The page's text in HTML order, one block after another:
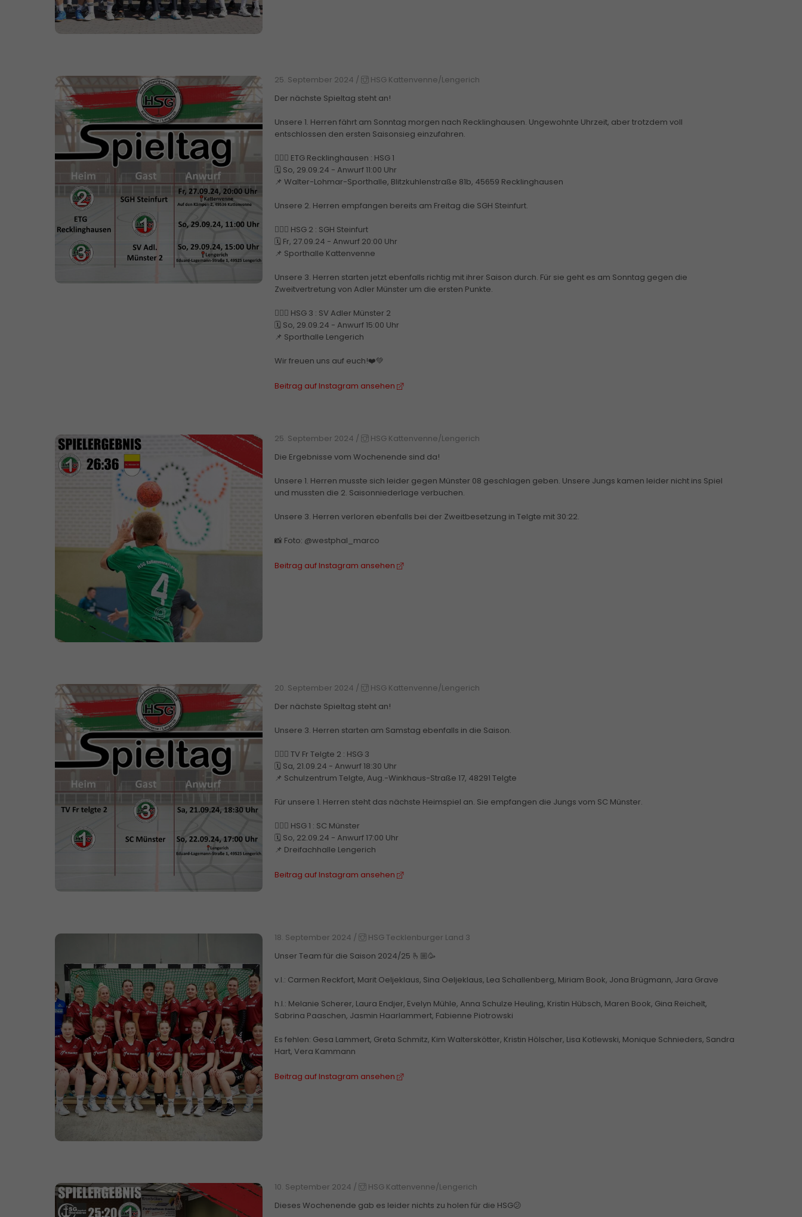
25. September 2024 /
HSG Kattenvenne/Lengerich
Der nächste Spieltag steht an!
Unsere 1. Herren fährt am Sonntag morgen nach Recklinghausen. Ungewohnte Uhrzeit, aber trotzdem voll
entschlossen den ersten Saisonsieg einzufahren.
🤾🏼‍♂️ ETG Recklinghausen : HSG 1
🗓️ So, 29.09.24 - Anwurf 11:00 Uhr
📌 Walter-Lohmar-Sporthalle, Blitzkuhlenstraße 81b, 45659 Recklinghausen
Unsere 2. Herren empfangen bereits am Freitag die SGH Steinfurt.
🤾🏼‍♂️ HSG 2 : SGH Steinfurt
🗓️ Fr, 27.09.24 - Anwurf 20:00 Uhr
📌 Sporthalle Kattenvenne
Unsere 3. Herren starten jetzt ebenfalls richtig mit ihrer Saison durch. Für sie geht es am Sonntag gegen die
Zweitvertretung von Adler Münster um die ersten Punkte.
🤾🏼‍♂️ HSG 3 : SV Adler Münster 2
🗓️ So, 29.09.24 - Anwurf 15:00 Uhr
📌 Sporthalle Lengerich
Wir freuen uns auf euch!❤️💚
Beitrag auf Instagram ansehen
25. September 2024 /
HSG Kattenvenne/Lengerich
Die Ergebnisse vom Wochenende sind da!
Unsere 1. Herren musste sich leider gegen Münster 08 geschlagen geben. Unsere Jungs kamen leider nicht ins Spiel
und mussten die 2. Saisonniederlage verbuchen.
Unsere 3. Herren verloren ebenfalls bei der Zweitbesetzung in Telgte mit 30:22.
📸 Foto: @westphal_marco
Beitrag auf Instagram ansehen
20. September 2024 /
HSG Kattenvenne/Lengerich
Der nächste Spieltag steht an!
Unsere 3. Herren starten am Samstag ebenfalls in die Saison.
🤾🏼‍♂️ TV Fr Telgte 2 : HSG 3
🗓️ Sa, 21.09.24 - Anwurf 18:30 Uhr
📌 Schulzentrum Telgte, Aug.-Winkhaus-Straße 17, 48291 Telgte
Für unsere 1. Herren steht das nächste Heimspiel an. Sie empfangen die Jungs vom SC Münster.
🤾🏼‍♂️ HSG 1 : SC Münster
🗓️ So, 22.09.24 - Anwurf 17:00 Uhr
📌 Dreifachhalle Lengerich
Beitrag auf Instagram ansehen
18. September 2024 /
HSG Tecklenburger Land 3
Unser Team für die Saison 2024/25 🫰🏼🥳
v.l.: Carmen Reckfort, Marit Oeljeklaus, Sina Oeljeklaus, Lea Schallenberg, Miriam Book, Jona Brügmann, Jara Grave
h.l.: Melanie Scherer, Laura Endjer, Evelyn Mühle, Anna Schulze Heuling, Kristin Hübsch, Maren Book, Gina Reichelt,
Sabrina Paaschen, Jasmin Haarlammert, Fabienne Piotrowski
Es fehlen: Gesa Lammert, Greta Schmitz, Kim Walterskötter, Kristin Hölscher, Lisa Kotlewski, Monique Schnieders, Sandra
Hart, Vera Kammann
Beitrag auf Instagram ansehen
10. September 2024 /
HSG Kattenvenne/Lengerich
Dieses Wochenende gab es leider nichts zu holen für die HSG😕